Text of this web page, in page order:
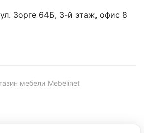
Зорге 64Б, 3-й этаж, офис 8
мебели Mebelinet